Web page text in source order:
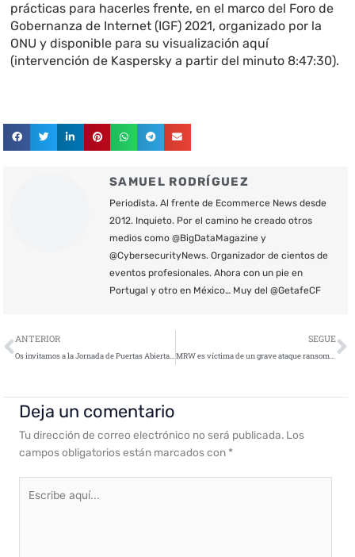
prácticas para hacerles frente, en el marco del Foro de
Gobernanza de Internet (IGF) 2021, organizado por la
ONU y disponible para su visualización aquí
(intervención de Kaspersky a partir del minuto 8:47:30).
SAMUEL RODRÍGUEZ
Periodista. Al frente de Ecommerce News desde
2012. Inquieto. Por el camino he creado otros
medios como @BigDataMagazine y
@CybersecurityNews. Organizador de cientos de
eventos profesionales. Ahora con un pie en
Portugal y otro en México… Muy del @GetafeCF
Ant
ANTERIOR
Os invitamos a la Jornada de Puertas Abiertas de CyberSecurity News
SEGUE
MRW es víctima de un grave ataque ransomware
Deja un comentario
Tu dirección de correo electrónico no será publicada. Los
campos obligatorios están marcados con *
aquí...